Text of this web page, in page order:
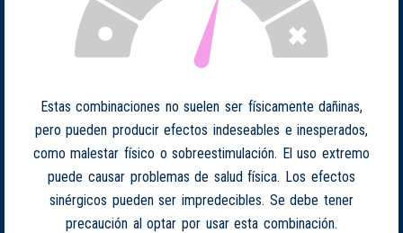
Estas combinaciones no suelen ser físicamente dañinas,
pero pueden producir efectos indeseables e inesperados,
como malestar físico o sobreestimulación. El uso extremo
puede causar problemas de salud física. Los efectos
sinérgicos pueden ser impredecibles. Se debe tener
precaución al optar por usar esta combinación.